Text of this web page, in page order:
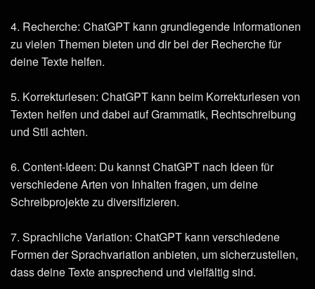
4. Recherche: ChatGPT kann grundlegende Informationen
zu vielen Themen bieten und dir bei der Recherche für
deine Texte helfen.
5. Korrekturlesen: ChatGPT kann beim Korrekturlesen von
Texten helfen und dabei auf Grammatik, Rechtschreibung
und Stil achten.
6. Content-Ideen: Du kannst ChatGPT nach Ideen für
verschiedene Arten von Inhalten fragen, um deine
Schreibprojekte zu diversifizieren.
7. Sprachliche Variation: ChatGPT kann verschiedene
Formen der Sprachvariation anbieten, um sicherzustellen,
dass deine Texte ansprechend und vielfältig sind.